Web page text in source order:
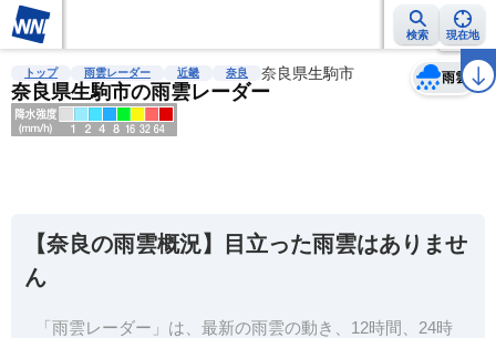
検索 現在地
雨雲レーダー 台風情報 地震情報 警報・注意報 2週間天気 ラ
トップ 雨雲レーダー 近畿 奈良 奈良県生駒市
奈良県生駒市の雨雲レーダー
雨雲
天気 台風
【奈良の雨雲概況】目立った雨雲はありませ
ん
「雨雲レーダー」は、最新の雨雲の動き、12時間、24時